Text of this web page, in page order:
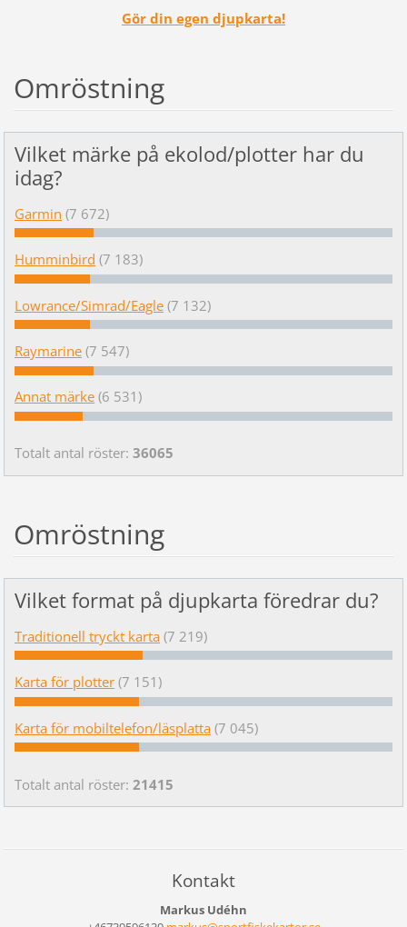
Gör din egen djupkarta!
Omröstning
Vilket märke på ekolod/plotter har du
idag?
Garmin (7 672)
Humminbird (7 183)
Lowrance/Simrad/Eagle (7 132)
Raymarine (7 547)
Annat märke (6 531)
Totalt antal röster: 36065
Omröstning
Vilket format på djupkarta föredrar du?
Traditionell tryckt karta (7 219)
Karta för plotter (7 151)
Karta för mobiltelefon/läsplatta (7 045)
Totalt antal röster: 21415
Kontakt
Markus Udéhn